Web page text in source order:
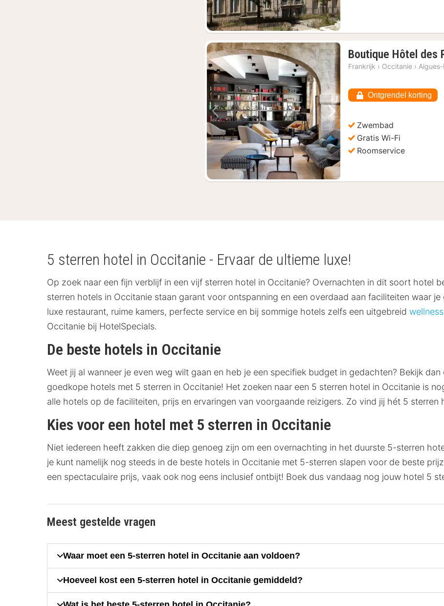
Vorige foto Volgende foto
Boutique Hôtel des
Frankrijk › Occitanie ›
Ontgrendel korting
Zwembad
Gratis Wi-Fi
Roomservice
5 sterren hotel in Occitanie - Ervaar de ultieme luxe!
Op zoek naar een fijn verblijf in een vijf sterren hotel in Occitanie? Overnachten in dit soort hotel
sterren hotels in Occitanie staan garant voor ontspanning en een overdaad aan faciliteiten waar je
luxe restaurant, ruime kamers, perfecte service en bij sommige hotels zelfs een uitgebreid
Occitanie bij HotelSpecials.
De beste hotels in Occitanie
Weet jij al wanneer je even weg wilt gaan en heb je een specifiek budget in gedachten? Bekijk
goedkope hotels met 5 sterren in Occitanie! Het zoeken naar een 5 sterren hotel in Occitanie is
alle hotels op de faciliteiten, prijs en ervaringen van voorgaande reizigers. Zo vind jij hét 5 sterren
Kies voor een hotel met 5 sterren in Occitanie
Niet iedereen heeft zakken die diep genoeg zijn om een overnachting in het duurste 5-sterren
je kunt namelijk nog steeds in de beste hotels in Occitanie met 5-sterren slapen voor de beste
een spectaculaire prijs, vaak ook nog eens inclusief ontbijt! Boek dus vandaag nog jouw hotel 5
Meest gestelde vragen
Waar moet een 5-sterren hotel in Occitanie aan voldoen?
Hoeveel kost een 5-sterren hotel in Occitanie gemiddeld?